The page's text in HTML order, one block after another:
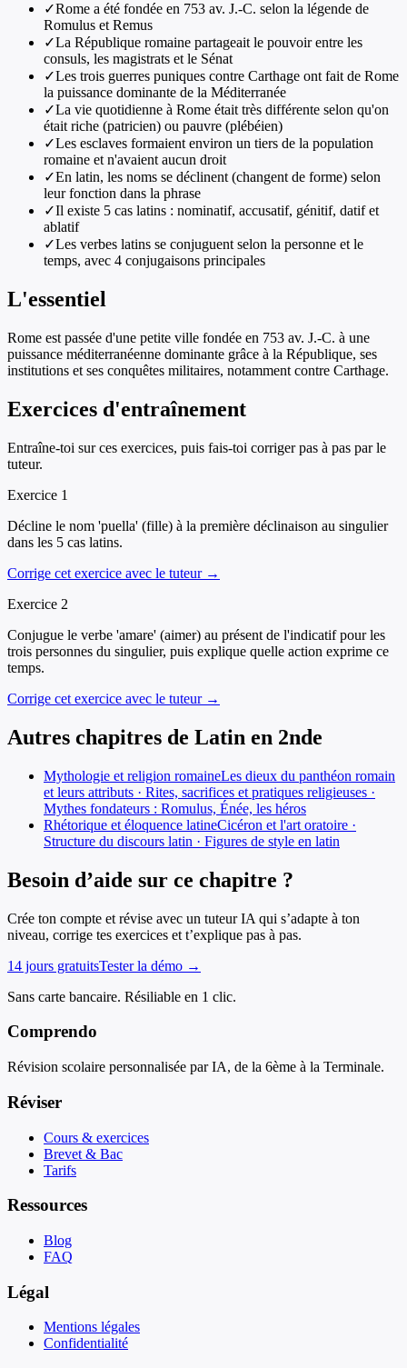
✓Rome a été fondée en 753 av. J.-C. selon la légende de
Romulus et Remus
✓La République romaine partageait le pouvoir entre les
consuls, les magistrats et le Sénat
✓Les trois guerres puniques contre Carthage ont fait de Rome
la puissance dominante de la Méditerranée
✓La vie quotidienne à Rome était très différente selon qu'on
était riche (patricien) ou pauvre (plébéien)
✓Les esclaves formaient environ un tiers de la population
romaine et n'avaient aucun droit
✓En latin, les noms se déclinent (changent de forme) selon
leur fonction dans la phrase
✓Il existe 5 cas latins : nominatif, accusatif, génitif, datif et
ablatif
✓Les verbes latins se conjuguent selon la personne et le
temps, avec 4 conjugaisons principales
L'essentiel
Rome est passée d'une petite ville fondée en 753 av. J.-C. à une
puissance méditerranéenne dominante grâce à la République, ses
institutions et ses conquêtes militaires, notamment contre Carthage.
Exercices d'entraînement
Entraîne-toi sur ces exercices, puis fais-toi corriger pas à pas par le
tuteur.
Exercice 1
Décline le nom 'puella' (fille) à la première déclinaison au singulier
dans les 5 cas latins.
Corrige cet exercice avec le tuteur →
Exercice 2
Conjugue le verbe 'amare' (aimer) au présent de l'indicatif pour les
trois personnes du singulier, puis explique quelle action exprime ce
temps.
Corrige cet exercice avec le tuteur →
Autres chapitres de Latin en 2nde
Mythologie et religion romaineLes dieux du panthéon romain
et leurs attributs · Rites, sacrifices et pratiques religieuses ·
Mythes fondateurs : Romulus, Énée, les héros
Rhétorique et éloquence latineCicéron et l'art oratoire ·
Structure du discours latin · Figures de style en latin
Besoin d’aide sur ce chapitre ?
Crée ton compte et révise avec un tuteur IA qui s’adapte à ton
niveau, corrige tes exercices et t’explique pas à pas.
14 jours gratuitsTester la démo →
Sans carte bancaire. Résiliable en 1 clic.
Comprendo
Révision scolaire personnalisée par IA, de la 6ème à la Terminale.
Réviser
Cours & exercices
Brevet & Bac
Tarifs
Ressources
Blog
FAQ
Légal
Mentions légales
Confidentialité